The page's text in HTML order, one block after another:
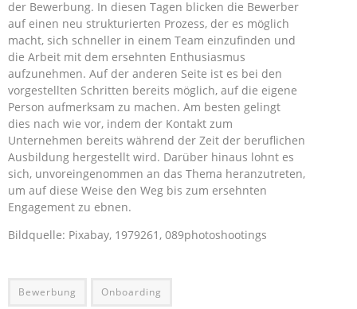
der Bewerbung. In diesen Tagen blicken die Bewerber
auf einen neu strukturierten Prozess, der es möglich
macht, sich schneller in einem Team einzufinden und
die Arbeit mit dem ersehnten Enthusiasmus
aufzunehmen. Auf der anderen Seite ist es bei den
vorgestellten Schritten bereits möglich, auf die eigene
Person aufmerksam zu machen. Am besten gelingt
dies nach wie vor, indem der Kontakt zum
Unternehmen bereits während der Zeit der beruflichen
Ausbildung hergestellt wird. Darüber hinaus lohnt es
sich, unvoreingenommen an das Thema heranzutreten,
um auf diese Weise den Weg bis zum ersehnten
Engagement zu ebnen.
Bildquelle: Pixabay, 1979261, 089photoshootings
Bewerbung Onboarding